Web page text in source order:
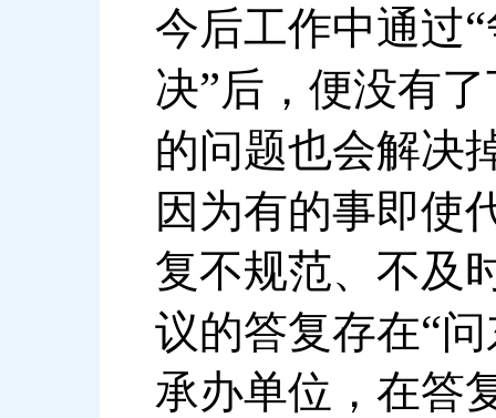
今后工作中通过“
决”后，便没有
的问题也会解决
因为有的事即使
复不规范、不及
议的答复存在“
承办单位，在答